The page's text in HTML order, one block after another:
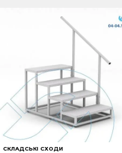
СКЛАДСЬКІ СХОДИ